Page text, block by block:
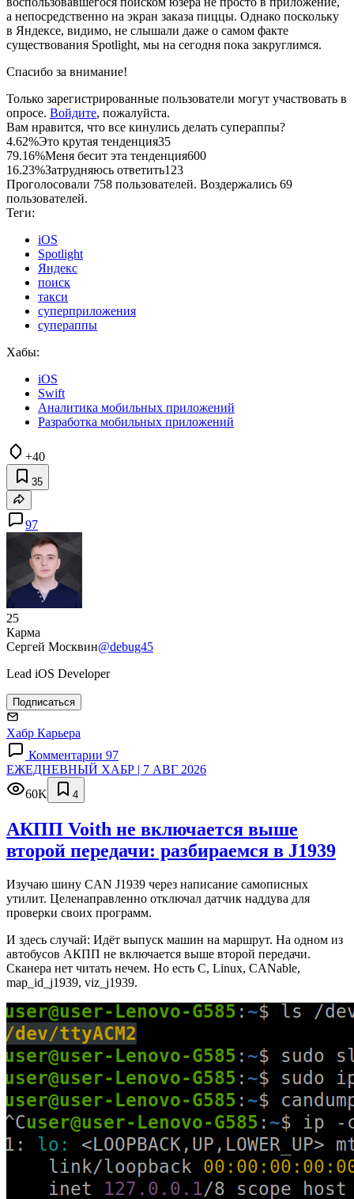
а непосредственно на экран заказа пиццы. Однако поскольку
в Яндексе, видимо, не слышали даже о самом факте
существования Spotlight, мы на сегодня пока закруглимся.
Спасибо за внимание!
Только зарегистрированные пользователи могут участвовать в
опросе. Войдите, пожалуйста.
Вам нравится, что все кинулись делать супераппы?
4.62%Это крутая тенденция35
79.16%Меня бесит эта тенденция600
16.23%Затрудняюсь ответить123
Проголосовали 758 пользователей. Воздержались 69
пользователей.
Теги:
iOS
Spotlight
Яндекс
поиск
такси
суперприложения
супераппы
Хабы:
iOS
Swift
Аналитика мобильных приложений
Разработка мобильных приложений
+40
35
97
25
Карма
Сергей Москвин@debug45
Lead iOS Developer
Подписаться
Хабр Карьера
Комментарии 97
ЕЖЕДНЕВНЫЙ ХАБР | 7 АВГ 2026
60K
4
АКПП Voith не включается выше
второй передачи: разбираемся в J1939
Изучаю шину CAN J1939 через написание самописных
утилит. Целенаправленно отключал датчик наддува для
проверки своих программ.
И здесь случай: Идёт выпуск машин на маршрут. На одном из
автобусов АКПП не включается выше второй передачи.
Сканера нет читать нечем. Но есть C, Linux, CANable,
map_id_j1939, viz_j1939.